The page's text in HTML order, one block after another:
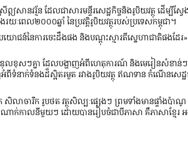
សានវរ្ម័ន ដែលជាសារមន្ទីរសេដ្ឋកិច្ចនិងរូបិយវត្ថុ ដើម្បីស្
ៈពេល២០០០ឆ្នាំ នៃប្រវត្តិរូបិយវត្ថុរបស់ប្រទេសកម្ពុជា។
រយោជន៍នៃការចេះដឹងផង និងបណ្ដុះស្មារតីស្នេហាជាតិផងដែរ
ម៉ូឌុលខុសៗគ្នា ដែលបង្ហាញអំពីហេតុការណ៍ និងមេរៀនសំខា
ពីទំនាក់ទំនងដ៏ស្អិតរមួត រវាងរូបិយវត្ថុ ឥណទាន កំណើនសេដ្ឋ
សិលាចារឹក រូបថត វត្ថុសិល្បៈផ្សេងៗ ព្រមទាំងមានផ្ទាំងប៉
ច្ចដំណាក់កាលនីមួយៗ ដោយបានរៀបចំជាបីភាសា គឺភាសាខ្មែរ